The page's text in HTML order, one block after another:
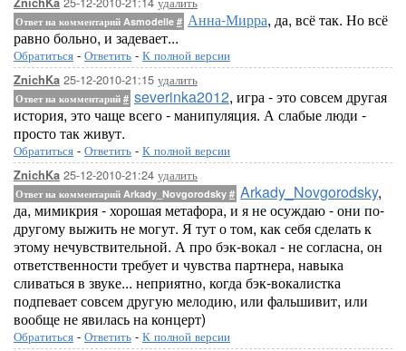
Ответ на комментарий Asmodelle # Анна-Мирра, да, всё так. Но всё
равно больно, и задевает...
Обратиться - Ответить - К полной версии
ZnichKa 25-12-2010-21:15 удалить
Ответ на комментарий # severinka2012, игра - это совсем другая
история, это чаще всего - манипуляция. А слабые люди -
просто так живут.
Обратиться - Ответить - К полной версии
ZnichKa 25-12-2010-21:24 удалить
Ответ на комментарий Arkady_Novgorodsky # Arkady_Novgorodsky,
да, мимикрия - хорошая метафора, и я не осуждаю - они по-
другому выжить не могут. Я тут о том, как себя сделать к
этому нечувствительной. А про бэк-вокал - не согласна, он
ответственности требует и чувства партнера, навыка
сливаться в звуке... неприятно, когда бэк-вокалистка
подпевает совсем другую мелодию, или фальшивит, или
вообще не явилась на концерт)
Обратиться - Ответить - К полной версии